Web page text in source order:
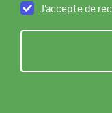
J’accepte de